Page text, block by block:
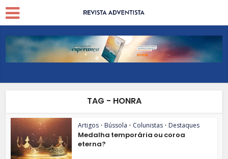
TAG - HONRA
Artigos • Bússola • Colunistas • Destaques
Medalha temporária ou coroa
eterna?